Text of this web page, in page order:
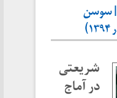
| سوسن
شریعتی
در آماج